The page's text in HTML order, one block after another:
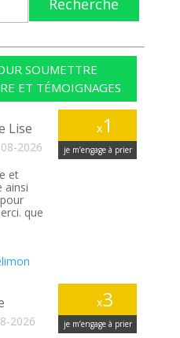
Recherche
SOUMETTRE
ET TÉMOIGNAGES
x1
je m’engage à prier
Lise
2026
et
ainsi
que
x3
je m’engage à prier
2026